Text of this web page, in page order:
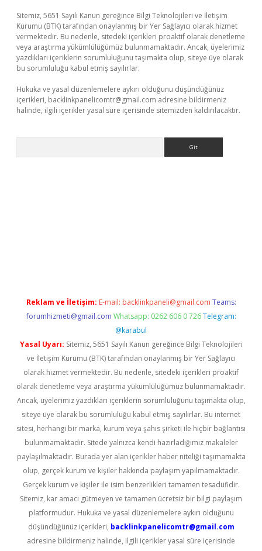
Sitemiz, 5651 Sayılı Kanun gereğince Bilgi Teknolojileri ve İletişim
Kurumu (BTK) tarafından onaylanmış bir Yer Sağlayıcı olarak hizmet
vermektedir. Bu nedenle, sitedeki içerikleri proaktif olarak denetleme
veya araştırma yükümlülüğümüz bulunmamaktadır. Ancak, üyelerimiz
yazdıkları içeriklerin sorumluluğunu taşımakta olup, siteye üye olarak
bu sorumluluğu kabul etmiş sayılırlar.
Hukuka ve yasal düzenlemelere aykırı olduğunu düşündüğünüz
içerikleri, backlinkpanelicomtr@gmail.com adresine bildirmeniz
halinde, ilgili içerikler yasal süre içerisinde sitemizden kaldırılacaktır.
Reklam ve İletişim: E-mail: backlinkpaneli@gmail.com Teams:
forumhizmeti@gmail.com Whatsapp: 0262 606 0 726 Telegram:
@karabul
Yasal Uyarı: Sitemiz, 5651 Sayılı Kanun gereğince Bilgi Teknolojileri
ve İletişim Kurumu (BTK) tarafından onaylanmış bir Yer Sağlayıcı
olarak hizmet vermektedir. Bu nedenle, sitedeki içerikleri proaktif
olarak denetleme veya araştırma yükümlülüğümüz bulunmamaktadır.
Ancak, üyelerimiz yazdıkları içeriklerin sorumluluğunu taşımakta olup,
siteye üye olarak bu sorumluluğu kabul etmiş sayılırlar. Bu internet
sitesi, herhangi bir marka, kurum veya şahıs şirketi ile hiçbir bağlantısı
bulunmamaktadır. Sitede yalnızca kendi hazırladığımız makaleler
paylaşılmaktadır. Burada yer alan içerikler haber niteliği taşımamakta
olup, gerçek kurum ve kişiler hakkında paylaşım yapılmamaktadır.
Gerçek kurum ve kişiler ile isim benzerlikleri tamamen tesadüfidir.
Sitemiz, kar amacı gütmeyen ve tamamen ücretsiz bir bilgi paylaşım
platformudur. Hukuka ve yasal düzenlemelere aykırı olduğunu
düşündüğünüz içerikleri, backlinkpanelicomtr@gmail.com
adresine bildirmeniz halinde, ilgili içerikler yasal süre içerisinde